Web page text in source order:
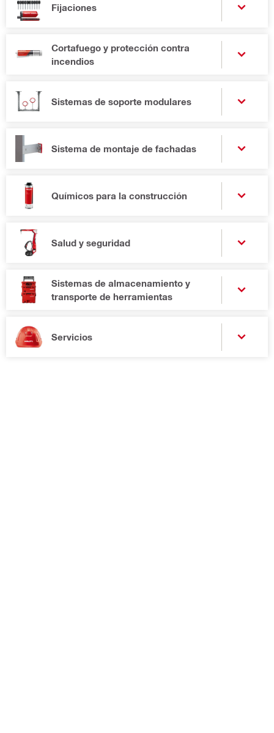
Fijaciones
Cortafuego y protección contra
incendios
Sistemas de soporte modulares
Sistema de montaje de fachadas
Químicos para la construcción
Salud y seguridad
Sistemas de almacenamiento y
transporte de herramientas
Servicios